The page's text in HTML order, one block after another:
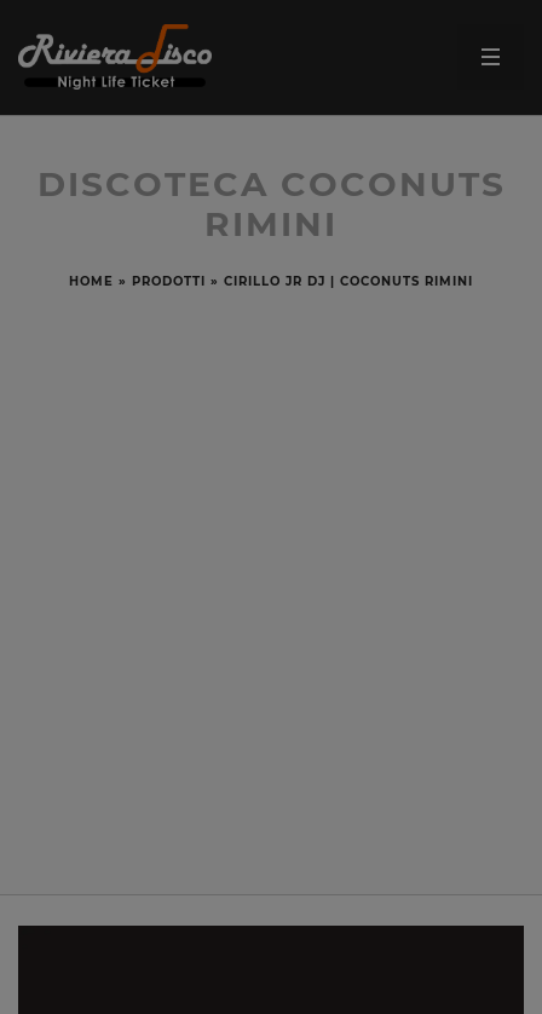
DISCOTECA COCONUTS
RIMINI
HOME » PRODOTTI » CIRILLO JR DJ | COCONUTS RIMINI